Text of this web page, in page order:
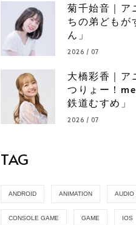
菊千始音｜ア
ちの弟どもが
ん」
2026 / 07
大橋彩香｜ア
つりょー！
鉄道むすめ」
2026 / 07
TAG
ANDROID ANIMATION AUDIO
CONSOLE GAME GAME IOS